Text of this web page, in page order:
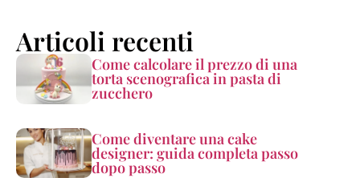
Articoli recenti
Come calcolare il prezzo di una
torta scenografica in pasta di
zucchero
Come diventare una cake
designer: guida completa passo
dopo passo